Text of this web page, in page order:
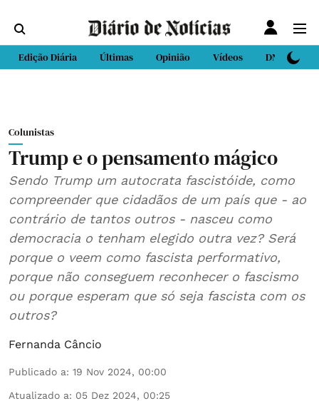
Edição Diária Últimas Opinião Vídeos DN Sport
Colunistas
Trump e o pensamento mágico
Sendo Trump um autocrata fascistóide, como
compreender que cidadãos de um país que - ao
contrário de tantos outros - nasceu como
democracia o tenham elegido outra vez? Será
porque o veem como fascista performativo,
porque não conseguem reconhecer o fascismo
ou porque esperam que só seja fascista com os
outros?
Fernanda Câncio
Publicado a: 19 Nov 2024, 00:00
Atualizado a: 05 Dez 2024, 00:25